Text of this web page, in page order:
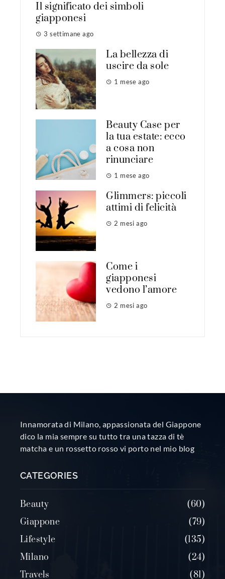
Il significato dei simboli
giapponesi
3 settimane ago
La bellezza di
uscire da sole
1 mese ago
Beauty Case per
la tua estate: ecco
a cosa non
rinunciare
1 mese ago
Glimmers: piccoli
attimi di felicità
2 mesi ago
Come i
giapponesi
vedono l’amore
2 mesi ago
Innamorata di Milano, appassionata del Giappone
dico la mia sempre su tutto tra una tazza di tè
matcha e un rossetto rosso vi porto nel mio blog
CATEGORIES
Beauty
60
Giappone
79
Lifestyle
135
Milano
24
Travels
81